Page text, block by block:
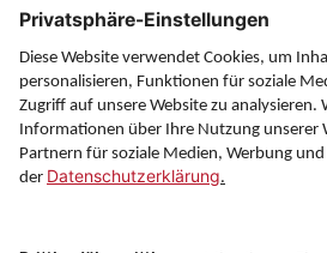
Service
Information
Folgen Sie uns auf